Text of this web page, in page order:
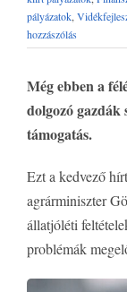
pályázatok
hozzászólás
Még ebben a
dolgozó gazdák
támogatás.
Ezt a kedvező
agrárminiszter
állatjóléti
problémák